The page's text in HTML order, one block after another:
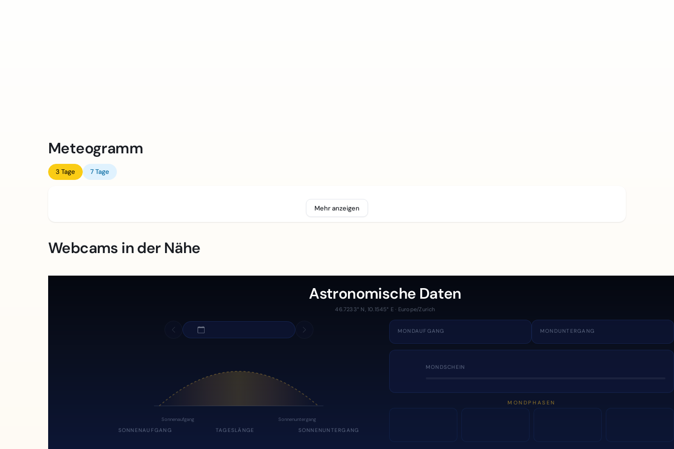
Meteogramm
3 Tage 7 Tage
Mehr anzeigen
Webcams in der Nähe
Astronomische Daten
46.7233° N, 10.1545° E · Europe/Zurich
Sonnenaufgang Sonnenuntergang
SONNENAUFGANG TAGESLÄNGE SONNENUNTERGANG
MONDAUFGANG MONDUNTERGANG
MONDSCHEIN
MONDPHASEN